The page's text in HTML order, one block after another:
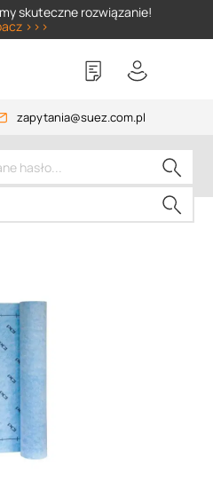
skuteczne rozwiązanie!
>>>
zapytania@suez.com.pl